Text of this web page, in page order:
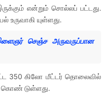
என்றும் சொல்லப் பட்டது.
உருவாகி யுள்ளது.
செஞ்ச அருவருப்பான
350 கிலோ மீட்டர் தொலைவில்
கொண் டுள்ளது.